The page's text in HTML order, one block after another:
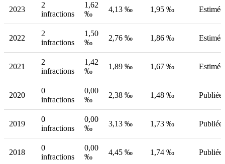
2023
2
infractions
1,62
‰
4,13 ‰ 1,95 ‰ Estimée
2022
2
infractions
1,50
‰
2,76 ‰ 1,86 ‰ Estimée
2021
2
infractions
1,42
‰
1,89 ‰ 1,67 ‰ Estimée
2020
0
infractions
0,00
‰
2,38 ‰ 1,48 ‰ Publiée
2019
0
infractions
0,00
‰
3,13 ‰ 1,73 ‰ Publiée
2018
0
infractions
0,00
‰
4,45 ‰ 1,74 ‰ Publiée